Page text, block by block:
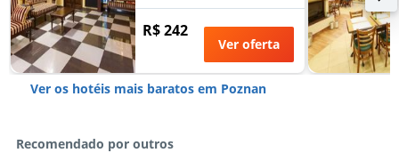
R$ 242
Ver oferta
Ver os hotéis mais baratos em Poznan
Recomendado por outros